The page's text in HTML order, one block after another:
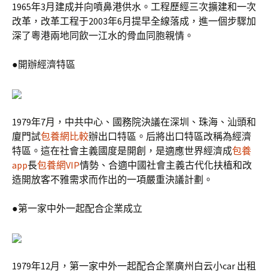
1965年3月建成并向噴鼻港供水。工程歷經三次擴建和一次
改革，改革工程于2003年6月提早全線落成，進一個步驟加
深了粵港兩地同飲一江水的骨血同胞親情。
●開辦經濟特區
1979年7月，中共中心、國務院決議在深圳、珠海、汕頭和
廈門試包養網比較辦出口特區。后將出口特區改稱為經濟
特區。這在社會主義國度是開創，是適應世界經濟成包養
app長包養網VIP情勢、合適中國社會主義古代化扶植和改
造開放客不雅需求而作出的一項嚴重決議計劃。
●第一家中外一起配合企業成立
1979年12月，第一家中外一起配合企業廣州白云小car 出租